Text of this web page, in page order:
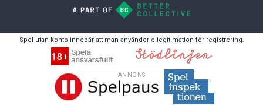
ANNONS
Spel utan konto innebär att man använder e-legitimation för registrering.